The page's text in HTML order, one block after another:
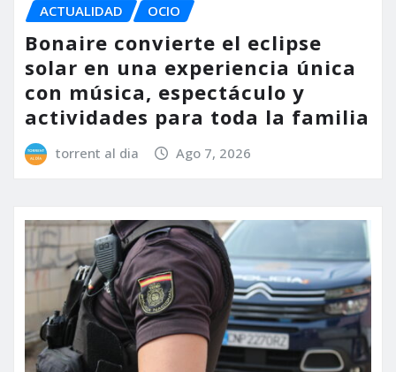
ACTUALIDAD OCIO
Bonaire convierte el eclipse
solar en una experiencia única
con música, espectáculo y
actividades para toda la familia
torrent al dia Ago 7, 2026